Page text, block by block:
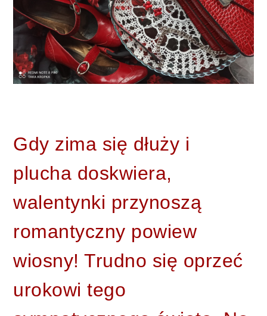
Gdy zima się dłuży i
plucha doskwiera,
walentynki przynoszą
romantyczny powiew
wiosny! Trudno się oprzeć
urokowi tego